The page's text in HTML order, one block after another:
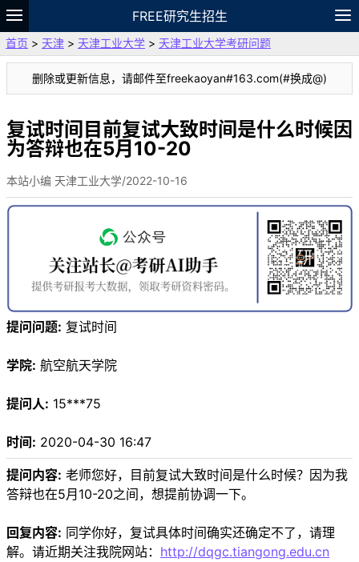
FREE研究生招生
题库
故事 专题 APP 笔记
论坛
VIP
资料
首页 > 天津 > 天津工业大学 > 天津工业大学考研问题
删除或更新信息，请邮件至freekaoyan#163.com(#换成@)
复试时间目前复试大致时间是什么时候因
为答辩也在5月10-20
本站小编 天津工业大学/2022-10-16
提问问题: 复试时间
学院: 航空航天学院
提问人: 15***75
时间: 2020-04-30 16:47
提问内容: 老师您好，目前复试大致时间是什么时候？因为我
答辩也在5月10-20之间，想提前协调一下。
回复内容: 同学你好，复试具体时间确实还确定不了，请理
解。请近期关注我院网站： http://dqgc.tiangong.edu.cn